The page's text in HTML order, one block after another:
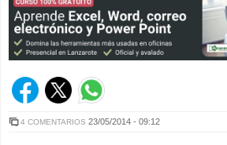
4 COMENTARIOS 23/05/2014 - 09:12